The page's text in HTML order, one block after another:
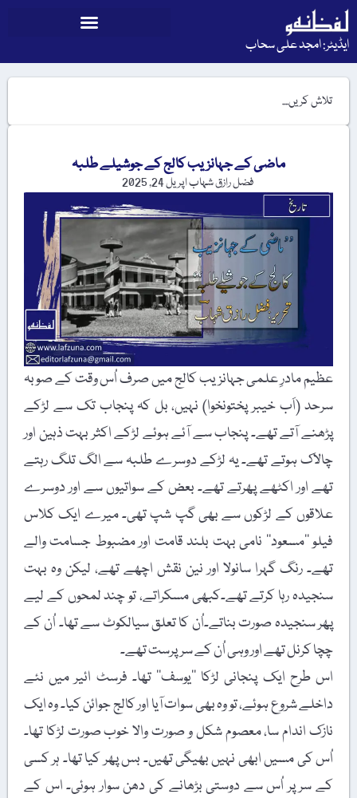
ایڈیٹر: امجد علی سحاب
ماضی کے جہانزیب کالج کے جوشیلے طلبہ
فضل رازق شہاباپریل 24, 2025
عظیم مادرِ علمی جہانزیب کالج میں صرف اُس وقت کے صوبہ
سرحد (اَب خیبر پختونخوا) نہیں، بل کہ پنجاب تک سے لڑکے
پڑھنے آتے تھے۔ پنجاب سے آئے ہوئے لڑکے اکثر بہت ذہین اور
چالاک ہوتے تھے۔ یہ لڑکے دوسرے طلبہ سے الگ تلگ رہتے
تھے اور اکٹھے پھرتے تھے۔ بعض کے سواتیوں سے اور دوسرے
علاقوں کے لڑکوں سے بھی گپ شپ تھی۔ میرے ایک کلاس
فیلو ’’مسعود‘‘ نامی بہت بلند قامت اور مضبوط جسامت والے
تھے۔ رنگ گہرا سانولا اور نین نقش اچھے تھے، لیکن وہ بہت
سنجیدہ رہا کرتے تھے۔کبھی مسکراتے، تو چند لمحوں کے لیے
پھر سنجیدہ صورت بناتے۔اُن کا تعلق سیالکوٹ سے تھا۔ اُن کے
چچا کرنل تھے اور وہی اُن کے سرپرست تھے۔
اس طرح ایک پنجانی لڑکا ’’یوسف‘‘ تھا۔ فرسٹ ائیر میں نئے
داخلے شروع ہوئے، تو وہ بھی سوات آیا اور کالج جوائن کیا۔ وہ ایک
نازک اندام سا، معصوم شکل و صورت والا خوب صورت لڑکا تھا۔
اُس کی مسیں ابھی نہیں بھیگی تھیں۔ بس پھر کیا تھا۔ ہر کسی
کے سر پر اُس سے دوستی بڑھانے کی دھن سوار ہوئی۔ اس کے